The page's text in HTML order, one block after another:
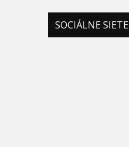
SOCIÁLNE SIETE